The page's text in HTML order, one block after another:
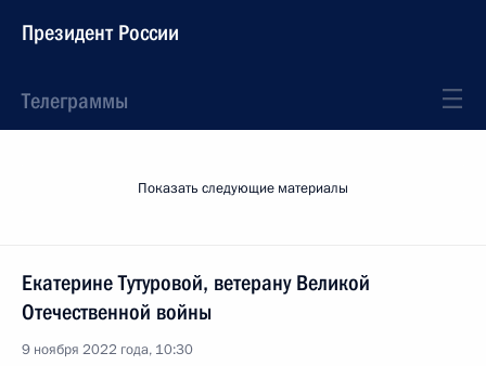
Президент России
Телеграммы
Показать следующие материалы
Екатерине Тутуровой, ветерану Великой
Отечественной войны
9 ноября 2022 года, 10:30